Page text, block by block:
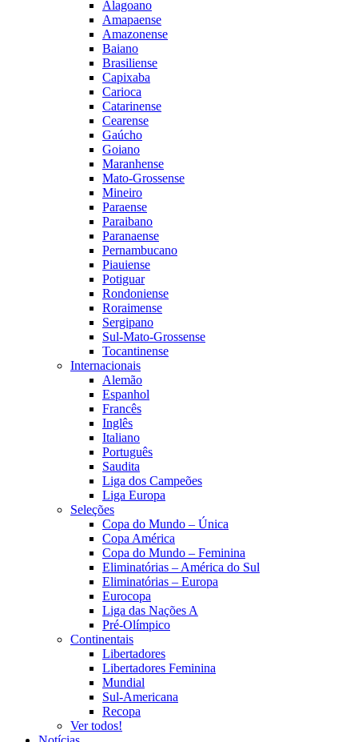
Alagoano
Amapaense
Amazonense
Baiano
Brasiliense
Capixaba
Carioca
Catarinense
Cearense
Gaúcho
Goiano
Maranhense
Mato-Grossense
Mineiro
Paraense
Paraibano
Paranaense
Pernambucano
Piauiense
Potiguar
Rondoniense
Roraimense
Sergipano
Sul-Mato-Grossense
Tocantinense
Internacionais
Alemão
Espanhol
Francês
Inglês
Italiano
Português
Saudita
Liga dos Campeões
Liga Europa
Seleções
Copa do Mundo – Única
Copa América
Copa do Mundo – Feminina
Eliminatórias – América do Sul
Eliminatórias – Europa
Eurocopa
Liga das Nações A
Pré-Olímpico
Continentais
Libertadores
Libertadores Feminina
Mundial
Sul-Americana
Recopa
Ver todos!